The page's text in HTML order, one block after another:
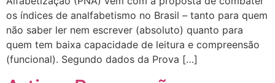
os índices de analfabetismo no Brasil – tanto para quem
não saber ler nem escrever (absoluto) quanto para
quem tem baixa capacidade de leitura e compreensão
(funcional). Segundo dados da Prova […]